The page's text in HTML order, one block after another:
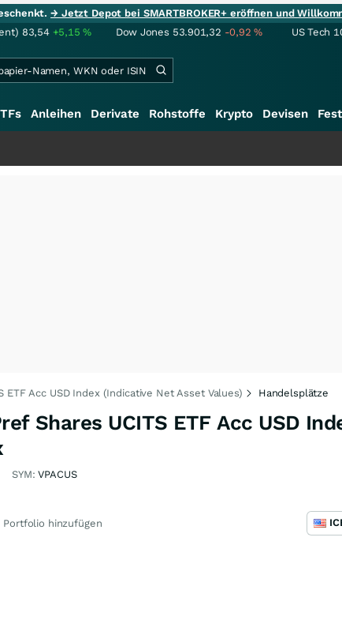
→ Jetzt Depot bei SMARTBROKER+ eröffnen und
83,54 +5,15% Dow Jones 53.901,32 -0,92% US Tech
Anleihen Derivate Rohstoffe Krypto Devisen
ETF Acc USD Index (Indicative Net Asset Values) Handelsplätze
Shares UCITS ETF Acc USD
SYM:VPACUS
Portfolio hinzufügen